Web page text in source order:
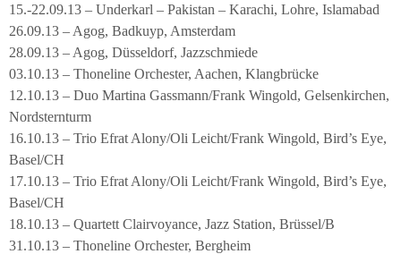
15.-22.09.13 – Underkarl – Pakistan – Karachi, Lohre, Islamabad
26.09.13 – Agog, Badkuyp, Amsterdam
28.09.13 – Agog, Düsseldorf, Jazzschmiede
03.10.13 – Thoneline Orchester, Aachen, Klangbrücke
12.10.13 – Duo Martina Gassmann/Frank Wingold, Gelsenkirchen,
Nordsternturm
16.10.13 – Trio Efrat Alony/Oli Leicht/Frank Wingold, Bird’s Eye,
Basel/CH
17.10.13 – Trio Efrat Alony/Oli Leicht/Frank Wingold, Bird’s Eye,
Basel/CH
18.10.13 – Quartett Clairvoyance, Jazz Station, Brüssel/B
31.10.13 – Thoneline Orchester, Bergheim